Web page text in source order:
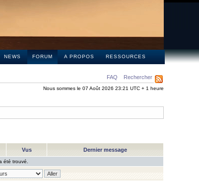
NEWS FORUM A PROPOS RESSOURCES
FAQ Rechercher
Nous sommes le 07 Août 2026 23:21 UTC + 1 heure
Vus Dernier message
été trouvé.